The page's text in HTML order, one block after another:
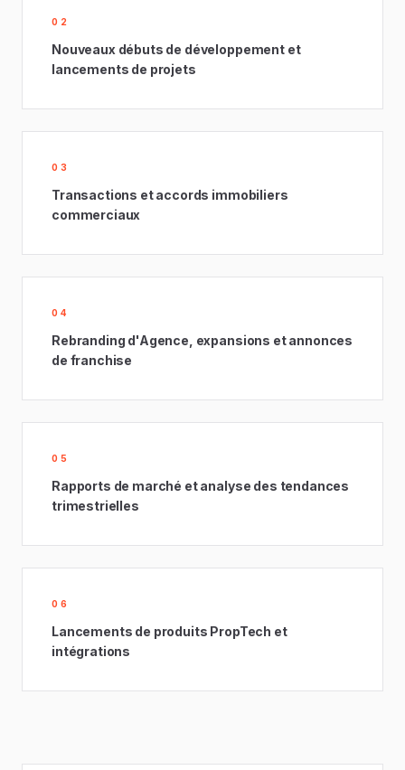
02
Nouveaux débuts de développement et
lancements de projets
03
Transactions et accords immobiliers
commerciaux
04
Rebranding d'Agence, expansions et annonces
de franchise
05
Rapports de marché et analyse des tendances
trimestrielles
06
Lancements de produits PropTech et
intégrations